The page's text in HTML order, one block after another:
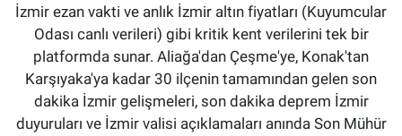
İzmir ezan vakti ve anlık İzmir altın fiyatları (Kuyumcular
Odası canlı verileri) gibi kritik kent verilerini tek bir
platformda sunar. Aliağa'dan Çeşme'ye, Konak'tan
Karşıyaka'ya kadar 30 ilçenin tamamından gelen son
dakika İzmir gelişmeleri, son dakika deprem İzmir
duyuruları ve İzmir valisi açıklamaları anında Son Mühür